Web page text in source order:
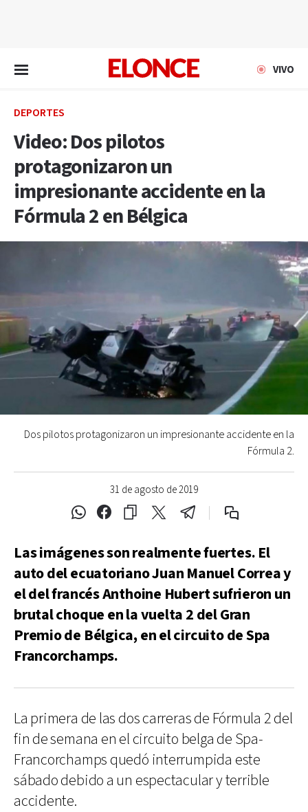
VIVO
DEPORTES
Video: Dos pilotos
protagonizaron un
impresionante accidente en la
Fórmula 2 en Bélgica
31 de agosto de 2019
Dos pilotos protagonizaron un impresionante accidente en la
Fórmula 2.
Las imágenes son realmente fuertes. El
auto del ecuatoriano Juan Manuel Correa y
el del francés Anthoine Hubert sufrieron un
brutal choque en la vuelta 2 del Gran
Premio de Bélgica, en el circuito de Spa
Francorchamps.
La primera de las dos carreras de Fórmula 2 del
fin de semana en el circuito belga de Spa-
Francorchamps quedó interrumpida este
sábado debido a un espectacular y terrible
accidente.